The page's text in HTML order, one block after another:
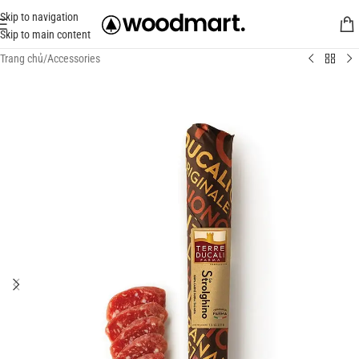
Skip to navigation
Skip to main content
Trang chủ/Accessories